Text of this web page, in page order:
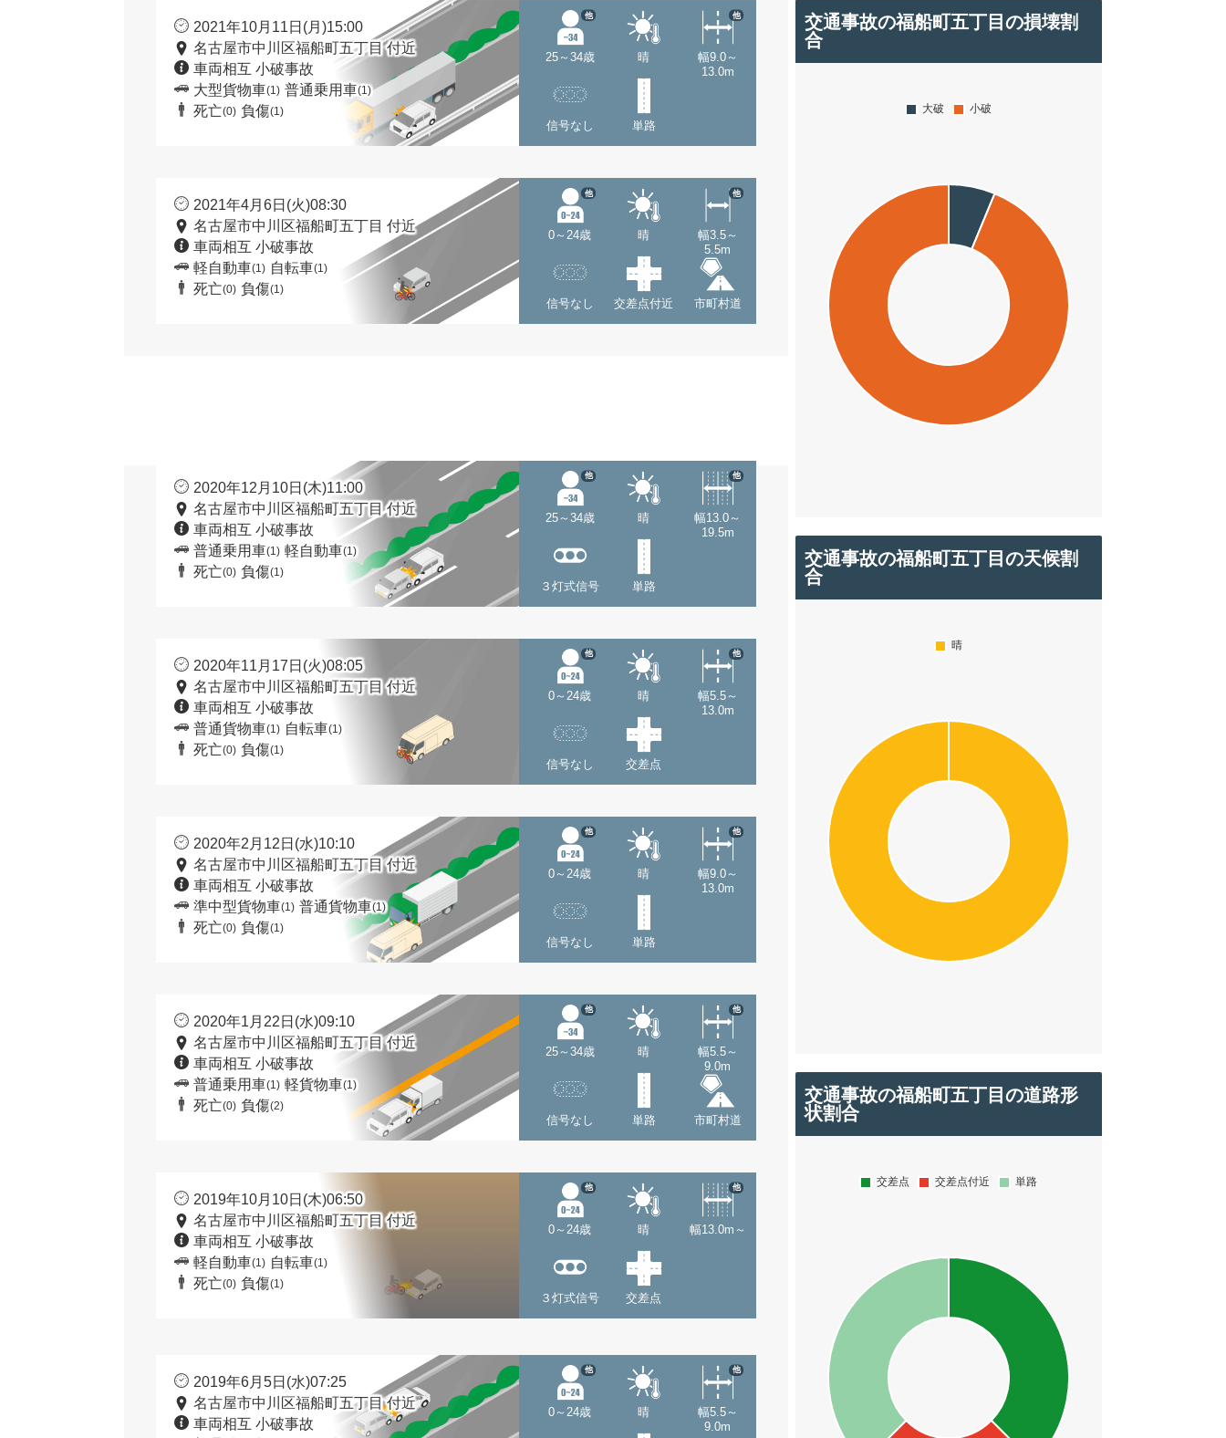
2021年10月11日(月)15:00
名古屋市中川区福船町五丁目 付近
車両相互 小破事故
大型貨物車(1) 普通乗用車(1)
死亡(0) 負傷(1)
25～34歳
他
晴
幅9.0～
13.0m
他
信号なし 単路
2021年4月6日(火)08:30
名古屋市中川区福船町五丁目 付近
車両相互 小破事故
軽自動車(1) 自転車(1)
死亡(0) 負傷(1)
0～24歳
他
晴
幅3.5～
5.5m
他
信号なし 交差点付近 市町村道
2020年12月10日(木)11:00
名古屋市中川区福船町五丁目 付近
車両相互 小破事故
普通乗用車(1) 軽自動車(1)
死亡(0) 負傷(1)
25～34歳
他
晴
幅13.0～
19.5m
他
３灯式信号 単路
2020年11月17日(火)08:05
名古屋市中川区福船町五丁目 付近
車両相互 小破事故
普通貨物車(1) 自転車(1)
死亡(0) 負傷(1)
0～24歳
他
晴
幅5.5～
13.0m
他
信号なし 交差点
2020年2月12日(水)10:10
名古屋市中川区福船町五丁目 付近
車両相互 小破事故
準中型貨物車(1) 普通貨物車(1)
死亡(0) 負傷(1)
0～24歳
他
晴
幅9.0～
13.0m
他
信号なし 単路
2020年1月22日(水)09:10
名古屋市中川区福船町五丁目 付近
車両相互 小破事故
普通乗用車(1) 軽貨物車(1)
死亡(0) 負傷(2)
25～34歳
他
晴
幅5.5～
9.0m
他
信号なし 単路 市町村道
2019年10月10日(木)06:50
名古屋市中川区福船町五丁目 付近
車両相互 小破事故
軽自動車(1) 自転車(1)
死亡(0) 負傷(1)
0～24歳
他
晴 幅13.0m～
他
３灯式信号 交差点
2019年6月5日(水)07:25
名古屋市中川区福船町五丁目 付近
車両相互 小破事故
0～24歳
他
晴
幅5.5～
9.0m
他
交通事故の福船町五丁目の損壊割
合
交通事故の福船町五丁目の天候割
合
交通事故の福船町五丁目の道路形
状割合